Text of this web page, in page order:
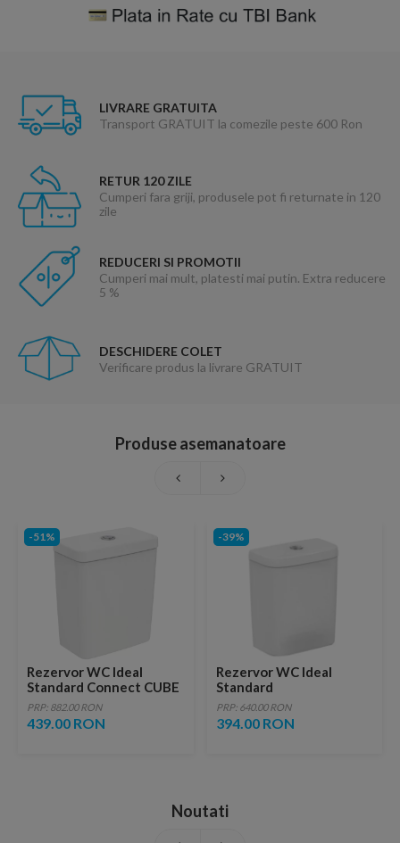
LIVRARE GRATUITA
Transport GRATUIT la comezile peste 600 Ron
RETUR 120 ZILE
Cumperi fara griji, produsele pot fi returnate in 120
zile
REDUCERI SI PROMOTII
Cumperi mai mult, platesti mai putin. Extra reducere
5 %
DESCHIDERE COLET
Verificare produs la livrare GRATUIT
Produse asemanatoare
-51%
Rezervor WC Ideal
Standard Connect CUBE
alimentare inferioara
3/6L
PRP: 882.00 RON
439.00 RON
-39%
Rezervor WC Ideal
Standard
Tempo,alimentare
laterala
PRP: 640.00 RON
394.00 RON
Noutati